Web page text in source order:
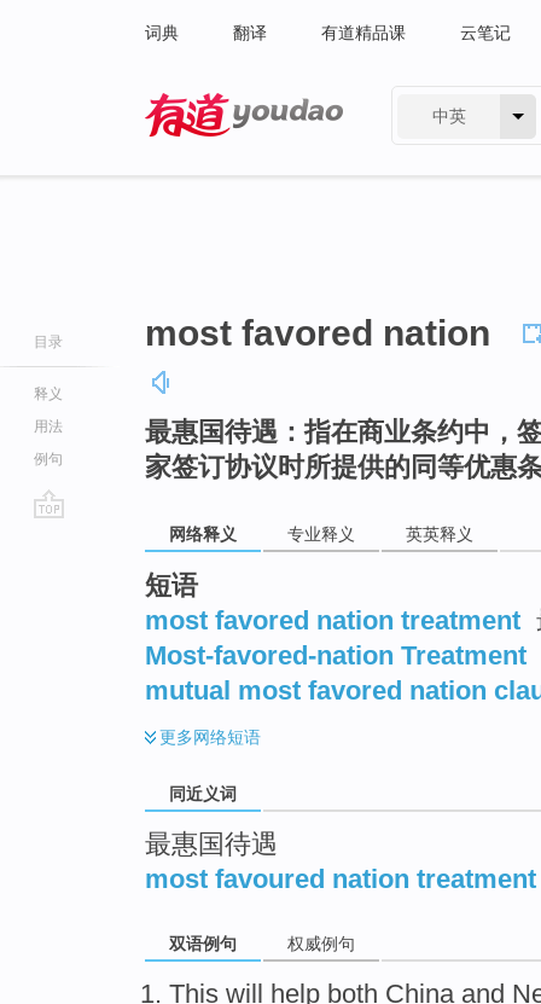
词典 翻译 有道精品课 云笔记
中英
目录
释义
用法
例句
most favored nation
最惠国待遇：指在商业条约中，
家签订协议时所提供的同等优惠
网络释义 专业释义 英英释义
短语
most favored nation treatment
Most-favored-nation Treatment
mutual most favored nation
更多网络短语
同近义词
最惠国待遇
most favoured nation treatment
双语例句 权威例句
This will help both China and